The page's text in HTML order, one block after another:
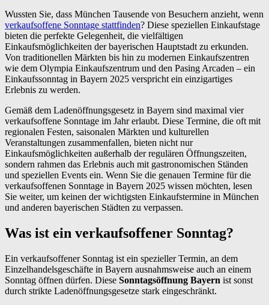
Wussten Sie, dass München Tausende von Besuchern anzieht, wenn
verkaufsoffene Sonntage stattfinden? Diese speziellen Einkaufstage
bieten die perfekte Gelegenheit, die vielfältigen
Einkaufsmöglichkeiten der bayerischen Hauptstadt zu erkunden.
Von traditionellen Märkten bis hin zu modernen Einkaufszentren
wie dem Olympia Einkaufszentrum und den Pasing Arcaden – ein
Einkaufssonntag in Bayern 2025 verspricht ein einzigartiges
Erlebnis zu werden.
Gemäß dem Ladenöffnungsgesetz in Bayern sind maximal vier
verkaufsoffene Sonntage im Jahr erlaubt. Diese Termine, die oft mit
regionalen Festen, saisonalen Märkten und kulturellen
Veranstaltungen zusammenfallen, bieten nicht nur
Einkaufsmöglichkeiten außerhalb der regulären Öffnungszeiten,
sondern rahmen das Erlebnis auch mit gastronomischen Ständen
und speziellen Events ein. Wenn Sie die genauen Termine für die
verkaufsoffenen Sonntage in Bayern 2025 wissen möchten, lesen
Sie weiter, um keinen der wichtigsten Einkaufstermine in München
und anderen bayerischen Städten zu verpassen.
Was ist ein verkaufsoffener Sonntag?
Ein verkaufsoffener Sonntag ist ein spezieller Termin, an dem
Einzelhandelsgeschäfte in Bayern ausnahmsweise auch an einem
Sonntag öffnen dürfen. Diese Sonntagsöffnung Bayern ist sonst
durch strikte Ladenöffnungsgesetze stark eingeschränkt.